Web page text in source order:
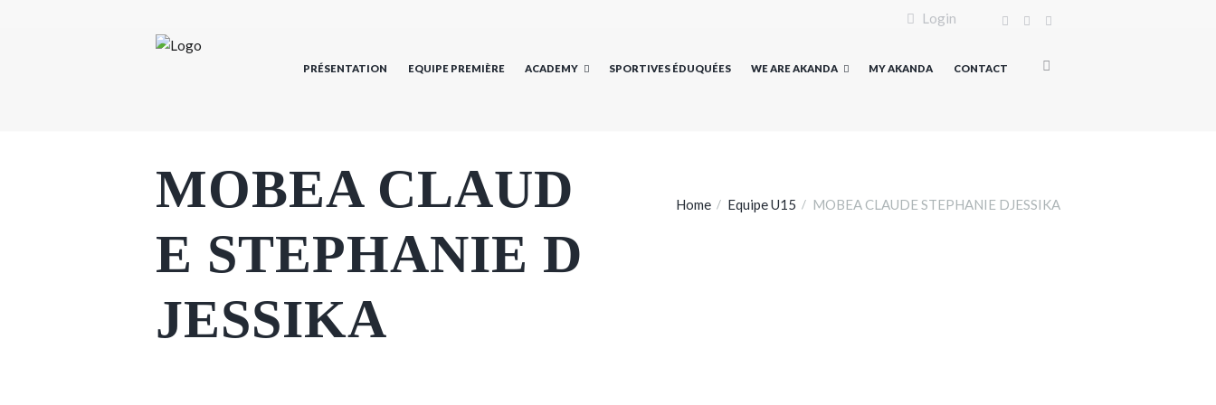
Login
PRÉSENTATION EQUIPE PREMIÈRE ACADEMY SPORTIVES ÉDUQUÉES WE ARE AKANDA MY AKANDA CONTACT
MOBEA CLAUD
E STEPHANIE D
JESSIKA
Home Equipe U15 MOBEA CLAUDE STEPHANIE DJESSIKA